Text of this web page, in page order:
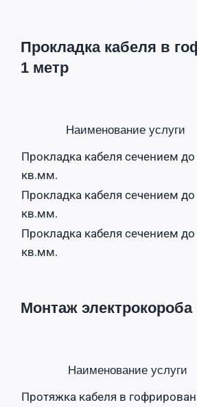
Прокладка кабеля в
1 метр
Наименование услуги
Прокладка кабеля сечением
кв.мм.
Прокладка кабеля сечением до
кв.мм.
Прокладка кабеля сечением до
кв.мм.
Монтаж
Наименование услуги
Протяжка кабеля в